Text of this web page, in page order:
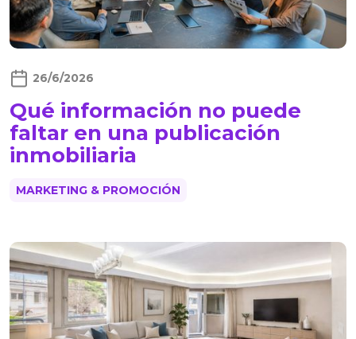
26/6/2026
Qué información no puede
faltar en una publicación
inmobiliaria
MARKETING & PROMOCIÓN